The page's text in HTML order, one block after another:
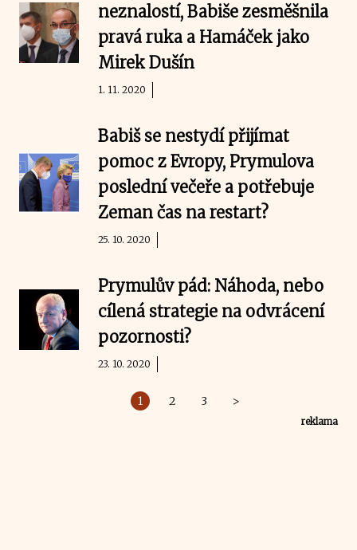
neznalostí, Babiše zesměšnila
pravá ruka a Hamáček jako
Mirek Dušín
1. 11. 2020
Babiš se nestydí přijímat
pomoc z Evropy, Prymulova
poslední večeře a potřebuje
Zeman čas na restart?
25. 10. 2020
Prymulův pád: Náhoda, nebo
cílená strategie na odvrácení
pozornosti?
23. 10. 2020
1 2 3 >
reklama